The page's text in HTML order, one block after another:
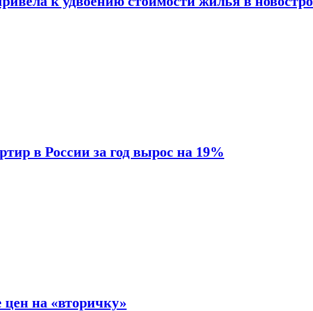
в России за год вырос на 19%
цен на «вторичку»